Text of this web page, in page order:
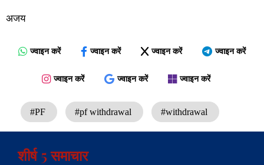
अजय
ज्वाइन करें ज्वाइन करें ज्वाइन करें ज्वाइन करें
ज्वाइन करें ज्वाइन करें ज्वाइन करें
#PF #pf withdrawal #withdrawal
शीर्ष 5 समाचार